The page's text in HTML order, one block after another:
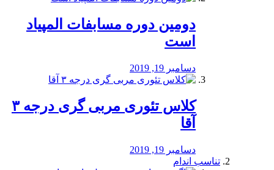
دومین دوره مسابفات المپیاد
است
دسامبر 19, 2019
کلاس تئوری مربی گری درجه ۳
آقا
دسامبر 19, 2019
تناسب اندام